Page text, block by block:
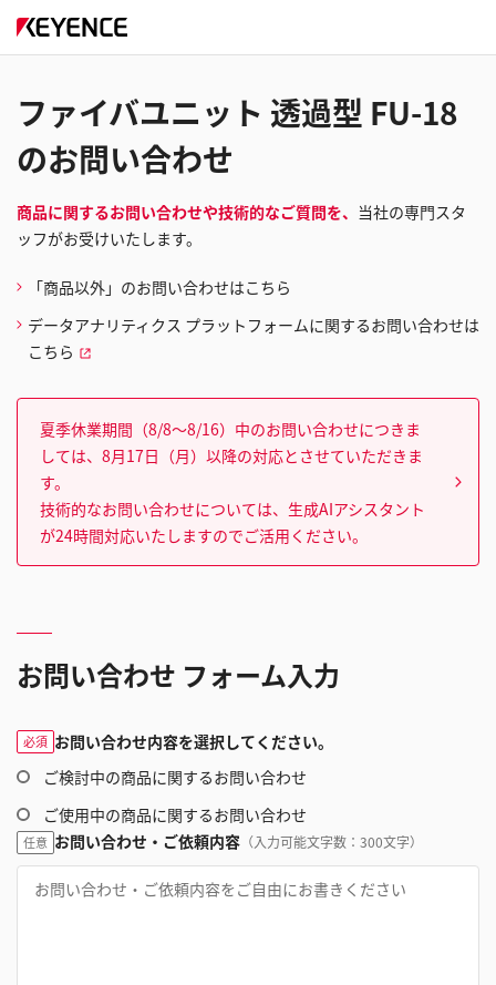
ファイバユニット 透過型 FU-18
のお問い合わせ
商品に関するお問い合わせや技術的なご質問を、 当社の専門スタ
ッフがお受けいたします。
「商品以外」のお問い合わせはこちら
データアナリティクス プラットフォームに関するお問い合わせは
こちら
夏季休業期間（8/8～8/16）中のお問い合わせにつきま
しては、8月17日（月）以降の対応とさせていただきま
す。
技術的なお問い合わせについては、生成AIアシスタント
が24時間対応いたしますのでご活用ください。
お問い合わせ フォーム入力
必須 お問い合わせ内容を選択してください。
ご検討中の商品に関するお問い合わせ
ご使用中の商品に関するお問い合わせ
任意 お問い合わせ・ご依頼内容 （入力可能文字数：300文字）